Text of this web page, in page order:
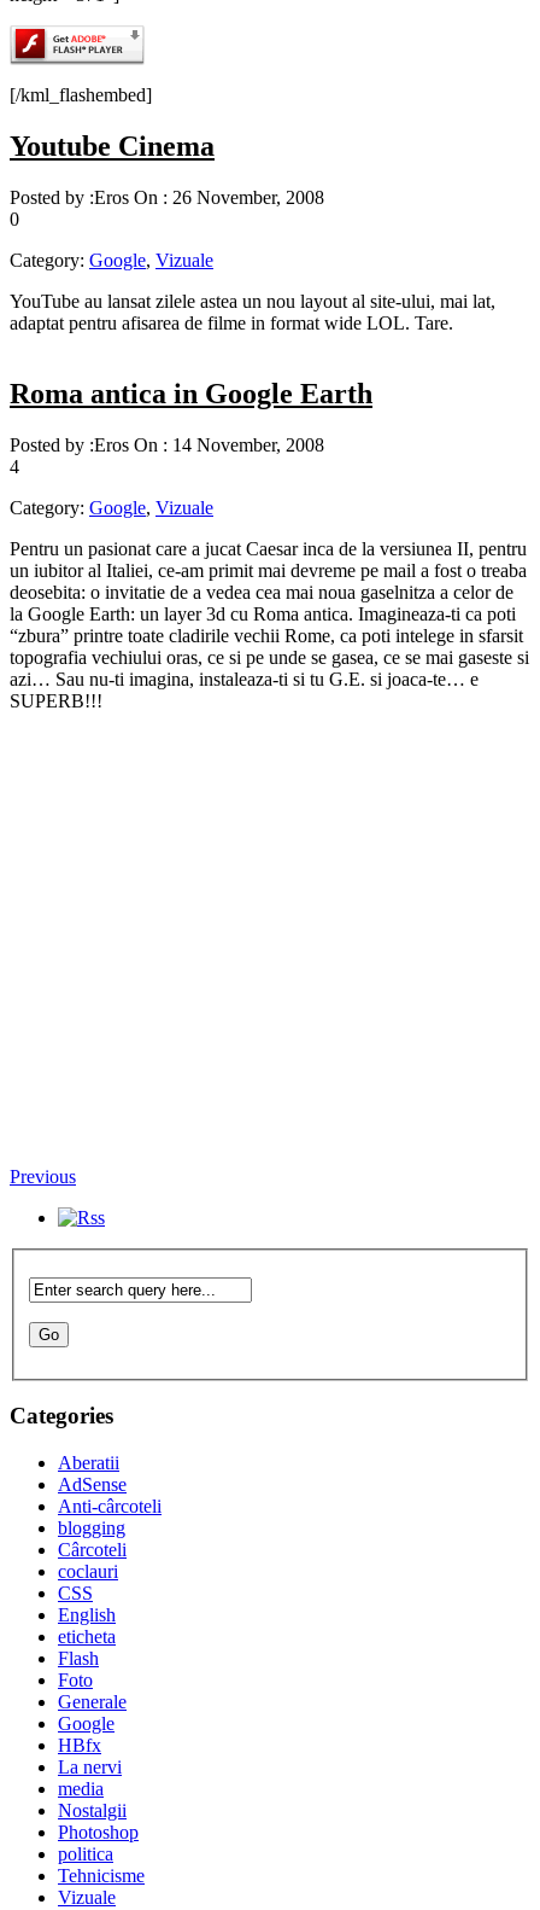
[/kml_flashembed]
Youtube Cinema
Posted by :Eros On : 26 November, 2008
0
Category: Google, Vizuale
YouTube au lansat zilele astea un nou layout al site-ului, mai lat,
adaptat pentru afisarea de filme in format wide LOL. Tare.
Roma antica in Google Earth
Posted by :Eros On : 14 November, 2008
4
Category: Google, Vizuale
Pentru un pasionat care a jucat Caesar inca de la versiunea II, pentru
un iubitor al Italiei, ce-am primit mai devreme pe mail a fost o treaba
deosebita: o invitatie de a vedea cea mai noua gaselnitza a celor de
la Google Earth: un layer 3d cu Roma antica. Imagineaza-ti ca poti
“zbura” printre toate cladirile vechii Rome, ca poti intelege in sfarsit
topografia vechiului oras, ce si pe unde se gasea, ce se mai gaseste si
azi… Sau nu-ti imagina, instaleaza-ti si tu G.E. si joaca-te… e
SUPERB!!!
Previous
Categories
Aberatii
AdSense
Anti-cârcoteli
blogging
Cârcoteli
coclauri
CSS
English
eticheta
Flash
Foto
Generale
Google
HBfx
La nervi
media
Nostalgii
Photoshop
politica
Tehnicisme
Vizuale